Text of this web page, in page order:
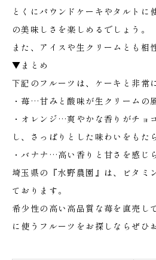
とくにパウンドケーキやタルトに
の美味しさを楽しめるでしょう。
また、アイスや生クリームとも相
▼まとめ
下記のフルーツは、ケーキと非常
・苺…甘みと酸味が生クリームの
・オレンジ…爽やかな香りがチョ
し、さっぱりとした味わいをもた
・バナナ…高い香りと甘さを感じ
埼玉県の『水野農園』は、ビタミ
ております。
希少性の高い高品質な苺を直売し
に使うフルーツをお探しならぜひ